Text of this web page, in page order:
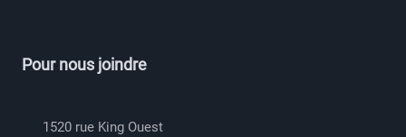
Pour nous joindre
1520 rue King Ouest